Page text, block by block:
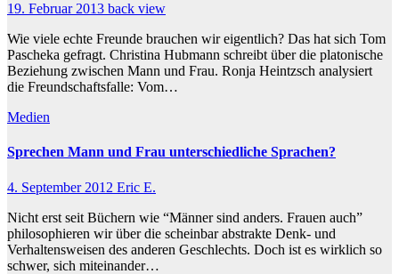
19. Februar 2013 back view
Wie viele echte Freunde brauchen wir eigentlich? Das hat sich Tom
Pascheka gefragt. Christina Hubmann schreibt über die platonische
Beziehung zwischen Mann und Frau. Ronja Heintzsch analysiert
die Freundschaftsfalle: Vom…
Medien
Sprechen Mann und Frau unterschiedliche Sprachen?
4. September 2012 Eric E.
Nicht erst seit Büchern wie “Männer sind anders. Frauen auch”
philosophieren wir über die scheinbar abstrakte Denk- und
Verhaltensweisen des anderen Geschlechts. Doch ist es wirklich so
schwer, sich miteinander…